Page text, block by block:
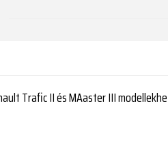
Trafic II és MAaster III